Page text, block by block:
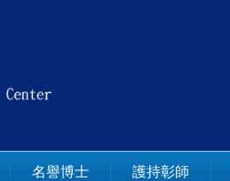
名譽博士 護持彰師